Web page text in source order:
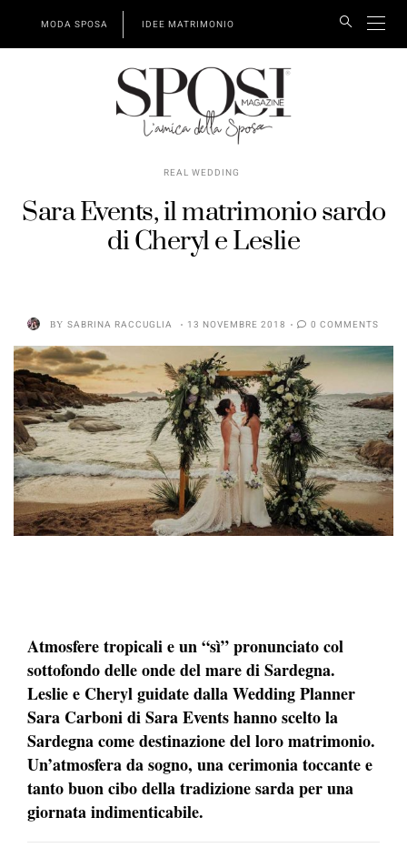
MODA SPOSA IDEE MATRIMONIO
REAL WEDDING
Sara Events, il matrimonio sardo
di Cheryl e Leslie
BY SABRINA RACCUGLIA 13 NOVEMBRE 2018 0 COMMENTS
Atmosfere tropicali e un “sì” pronunciato col
sottofondo delle onde del mare di Sardegna.
Leslie e Cheryl guidate dalla Wedding Planner
Sara Carboni di Sara Events hanno scelto la
Sardegna come destinazione del loro matrimonio.
Un’atmosfera da sogno, una cerimonia toccante e
tanto buon cibo della tradizione sarda per una
giornata indimenticabile.